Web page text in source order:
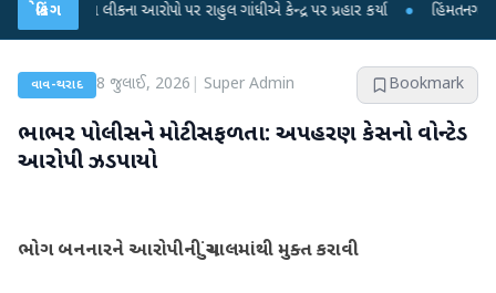
બ્રેકિંગલીકના આરોપો પર રાહુલ ગાંધીએ કેન્દ્ર પર પ્રહાર કર્યા ● હિંમતનગરમાં
વાવ-થરાદ 8 જુલાઈ, 2026 Super Admin Bookmark
ભાભર પોલીસને મોટી સફળતા: અપહરણ કેસનો વોન્ટેડ
આરોપી ઝડપાયો
ભોગ બનનારને આરોપીની ચુંગાલમાંથી મુક્ત કરાવી